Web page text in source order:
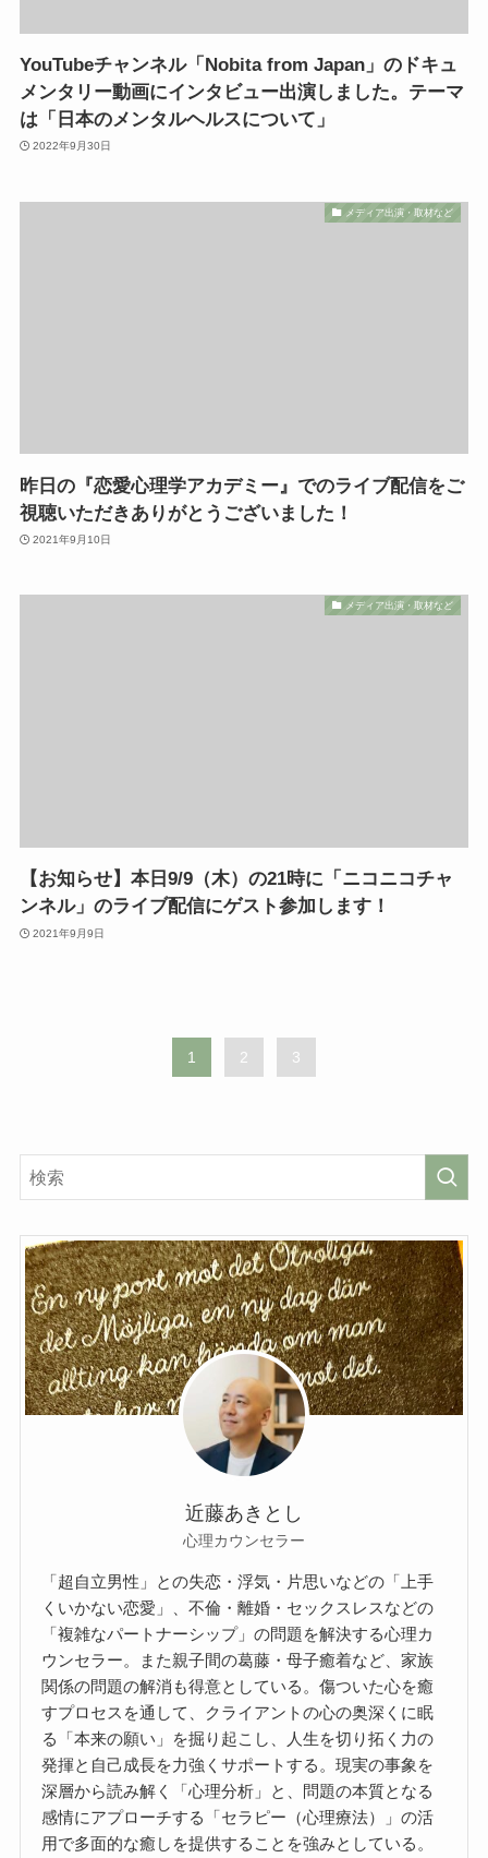
YouTubeチャンネル「Nobita from Japan」のドキュ
メンタリー動画にインタビュー出演しました。テーマ
は「日本のメンタルヘルスについて」
2022年9月30日
メディア出演・取材など
昨日の『恋愛心理学アカデミー』でのライブ配信をご
視聴いただきありがとうございました！
2021年9月10日
メディア出演・取材など
【お知らせ】本日9/9（木）の21時に「ニコニコチャ
ンネル」のライブ配信にゲスト参加します！
2021年9月9日
1 2 3
近藤あきとし
心理カウンセラー
「超自立男性」との失恋・浮気・片思いなどの「上手
くいかない恋愛」、不倫・離婚・セックスレスなどの
「複雑なパートナーシップ」の問題を解決する心理カ
ウンセラー。また親子間の葛藤・母子癒着など、家族
関係の問題の解消も得意としている。傷ついた心を癒
すプロセスを通して、クライアントの心の奥深くに眠
る「本来の願い」を掘り起こし、人生を切り拓く力の
発揮と自己成長を力強くサポートする。現実の事象を
深層から読み解く「心理分析」と、問題の本質となる
感情にアプローチする「セラピー（心理療法）」の活
用で多面的な癒しを提供することを強みとしている。